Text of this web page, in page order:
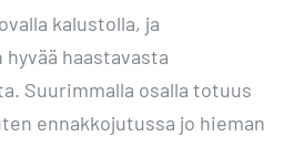
kalustolla, ja
haastavasta
Suurimmalla osalla totuus
ennakkojutussa jo hieman